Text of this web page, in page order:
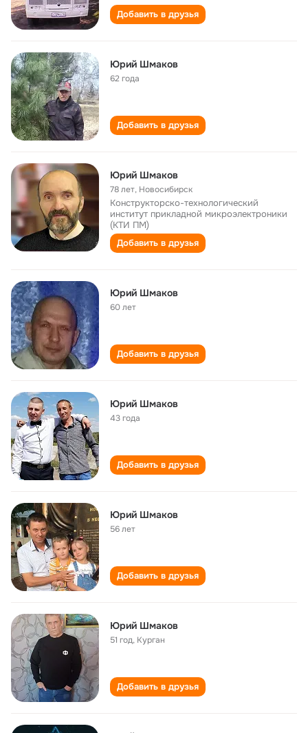
Добавить в друзья
Юрий Шмаков
62 года
Добавить в друзья
Юрий Шмаков
78 лет, Новосибирск
Конструкторско-технологический
институт прикладной микроэлектроники
(КТИ ПМ)
Добавить в друзья
Юрий Шмаков
60 лет
Добавить в друзья
Юрий Шмаков
43 года
Добавить в друзья
Юрий Шмаков
56 лет
Добавить в друзья
Юрий Шмаков
51 год, Курган
Добавить в друзья